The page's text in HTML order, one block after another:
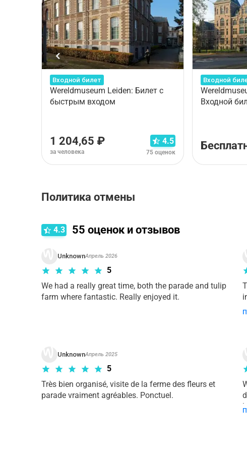
Входной билет
Wereldmuseum Leiden: Билет с
быстрым входом
1 204,65 ₽
за человека
4.5
75 оценок
Входной
Входной
Политика отмены
4.3
55 оценок и отзывов
UnknownАпрель 2026
5
We had a really great time, both the parade and tulip
farm where fantastic. Really enjoyed it.
UnknownАпрель 2025
5
Très bien organisé, visite de la ferme des fleurs et
parade vraiment agréables. Ponctuel.